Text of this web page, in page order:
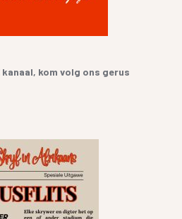
kanaal, kom volg ons gerus